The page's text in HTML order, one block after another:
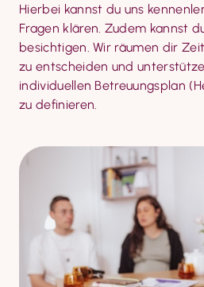
Hierbei kannst du uns
Fragen klären. Zudem kannst
besichtigen. Wir räumen dir
zu entscheiden und
individuellen Betreuungsplan
zu definieren.